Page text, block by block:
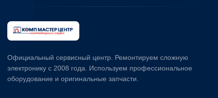
Официальный сервисный центр. Ремонтируем сложную
электронику с 2008 года. Используем профессиональное
оборудование и оригинальные запчасти.